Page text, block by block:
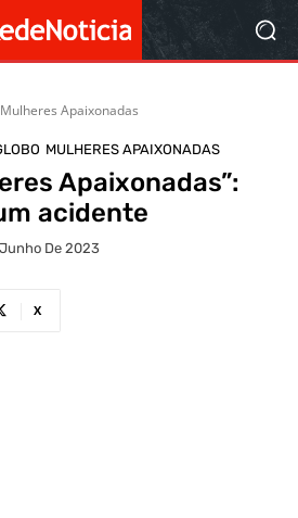
Mulheres Apaixonadas
MULHERES APAIXONADAS
Apaixonadas”:
acidente
De 2023
X